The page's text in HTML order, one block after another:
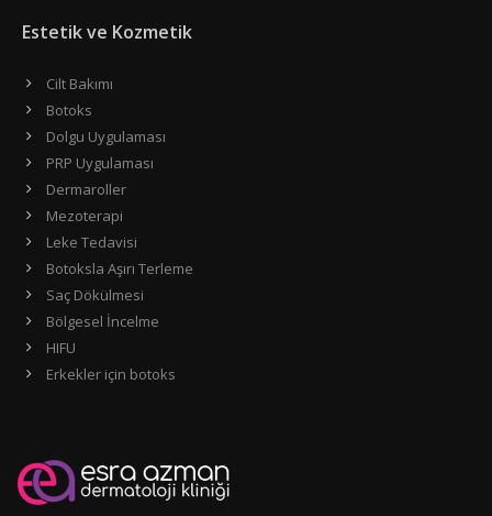
Estetik ve Kozmetik
Cilt Bakımı
Botoks
Dolgu Uygulaması
PRP Uygulaması
Dermaroller
Mezoterapi
Leke Tedavisi
Botoksla Aşırı Terleme
Saç Dökülmesi
Bölgesel İncelme
HIFU
Erkekler için botoks